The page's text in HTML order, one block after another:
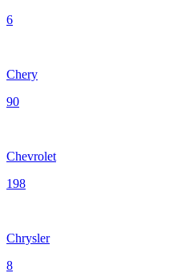
6
Chery
90
Chevrolet
198
Chrysler
8